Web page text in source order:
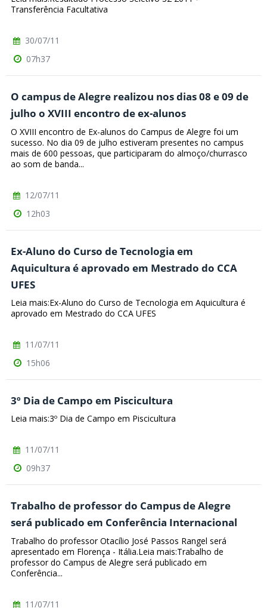
Transferência Facultativa
30/07/11
07h37
O campus de Alegre realizou nos dias 08 e 09 de
julho o XVIII encontro de ex-alunos
O XVIII encontro de Ex-alunos do Campus de Alegre foi um
sucesso. No dia 09 de julho estiveram presentes no campus
mais de 600 pessoas, que participaram do almoço/churrasco
ao som de banda...
12/07/11
12h03
Ex-Aluno do Curso de Tecnologia em
Aquicultura é aprovado em Mestrado do CCA
UFES
Leia mais:Ex-Aluno do Curso de Tecnologia em Aquicultura é
aprovado em Mestrado do CCA UFES
11/07/11
15h06
3º Dia de Campo em Piscicultura
Leia mais:3º Dia de Campo em Piscicultura
11/07/11
09h37
Trabalho de professor do Campus de Alegre
será publicado em Conferência Internacional
Trabalho do professor Otacílio José Passos Rangel será
apresentado em Florença - Itália.Leia mais:Trabalho de
professor do Campus de Alegre será publicado em
Conferência...
11/07/11